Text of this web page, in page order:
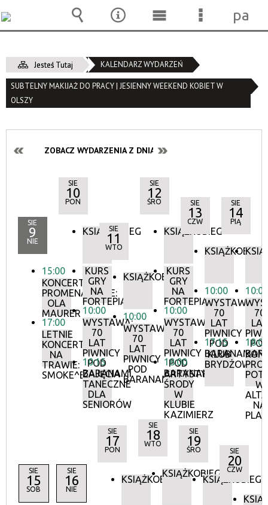
Jesteś Tutaj KALENDARZ WYDARZEŃ
SUBTELNY MAKIJAŻ DO PRACY | JESIENNY WEEKEND KOBIET W
OLSZY
ZOBACZ WYDARZENIA Z DNIA:
SIE
9
NIE
15:00
KONCERTY
PROMENADOWE:
OLA
MAURER
17:00
LETNIE
KONCERTY
NA
TRAWIE:
SMOKE^BLUES
SIE
10
PON
KSIĄŻKOBIEG
KURS
GRY
NA
FORTEPIANIE
10:00
WYSTAWA:
70
LAT
PIWNICY
POD
BARANAMI
10:15
ZAJĘCIA
TANECZNE
DLA
SENIORÓW
SIE
11
WTO
KSIĄŻKOBIEG
10:00
WYSTAWA:
70
LAT
PIWNICY
POD
BARANAMI
SIE
12
ŚRO
KSIĄŻKOBIEG
KURS
GRY
NA
FORTEPIANIE
10:00
WYSTAWA:
70
LAT
PIWNICY
POD
BARANAMI
18:00
ARTYSTYCZNE
ŚRODY
W
KLUBIE
KAZIMIERZ
SIE
13
CZW
KSIĄŻKOBIEG
10:00
WYSTAWA:
70
LAT
PIWNICY
POD
BARANAMI
17:15
KLUB
BRYDŻOWY
SIE
14
PIĄ
10:00
70
LAT
18:00
W
NA
SIE
15
SOB
SIE
16
NIE
SIE
17
PON
KSIĄŻKOBIEG
SIE
18
WTO
KSIĄŻKOBIEG
SIE
19
ŚRO
KSIĄŻKOBIEG
SIE
20
CZW
Wyszukiwarka
Narzędzia
MenuMenu